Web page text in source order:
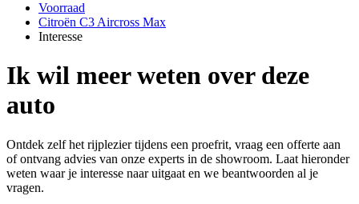
Voorraad
Citroën C3 Aircross Max
Interesse
Ik wil meer weten over deze
auto
Ontdek zelf het rijplezier tijdens een proefrit, vraag een offerte aan
of ontvang advies van onze experts in de showroom. Laat hieronder
weten waar je interesse naar uitgaat en we beantwoorden al je
vragen.